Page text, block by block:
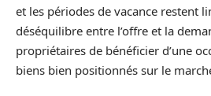
et les périodes de vacance restent
déséquilibre entre l’offre et la
propriétaires de bénéficier d’une
biens bien positionnés sur le